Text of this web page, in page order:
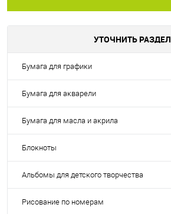
УТОЧНИТЬ РАЗДЕЛ
Бумага для графики
Бумага для акварели
Бумага для масла и акрила
Блокноты
Альбомы для детского творчества
Рисование по номерам